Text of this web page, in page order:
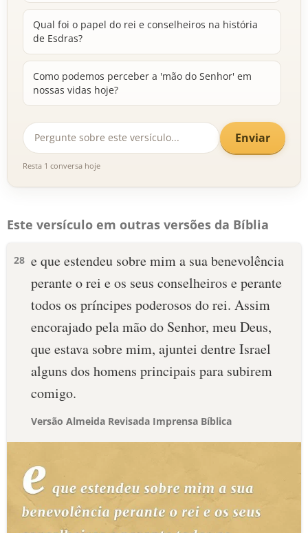
Qual foi o papel do rei e conselheiros na história
de Esdras?
Como podemos perceber a 'mão do Senhor' em
nossas vidas hoje?
Enviar
Resta 1 conversa hoje
Este versículo em outras versões da Bíblia
28 e que estendeu sobre mim a sua benevolência
perante o rei e os seus conselheiros e perante
todos os príncipes poderosos do rei. Assim
encorajado pela mão do Senhor, meu Deus,
que estava sobre mim, ajuntei dentre Israel
alguns dos homens principais para subirem
comigo.
Versão Almeida Revisada Imprensa Bíblica